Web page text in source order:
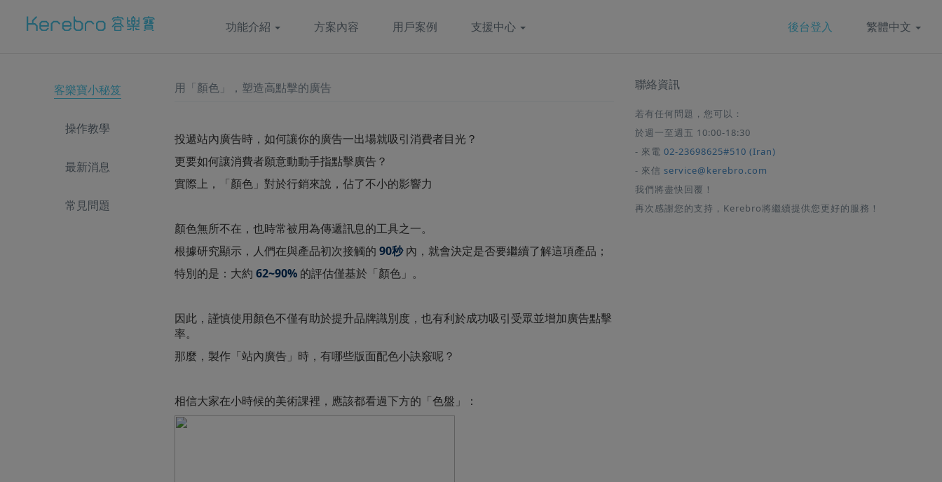
功能介紹 方案內容 用戶案例 支援中心 後台登入 繁體中文
客樂寶小秘笈
操作教學
最新消息
常見問題
用「顏色」，塑造高點擊的廣告
投遞站內廣告時，如何讓你的廣告一出場就吸引消費者目光？
更要如何讓消費者願意動動手指點擊廣告？
實際上，「顏色」對於行銷來說，佔了不小的影響力
顏色無所不在，也時常被用為傳遞訊息的工具之一。
根據研究顯示，人們在與產品初次接觸的 90秒內，就會決定是否要繼續了解這項產品；
特別的是：大約 62~90% 的評估僅基於「顏色」。
因此，謹慎使用顏色不僅有助於提升品牌識別度，也有利於成功吸引受眾並增加廣告點擊
率。
那麼，製作「站內廣告」時，有哪些版面配色小訣竅呢？
相信大家在小時候的美術課裡，應該都看過下方的「色盤」：
聯絡資訊
若有任何問題，您可以：
於週一至週五 10:00-18:30
- 來電 02-23698625#510 (Iran)
- 來信 service@kerebro.com
我們將盡快回覆！
再次感謝您的支持，Kerebro將繼續提供您更好的服務！